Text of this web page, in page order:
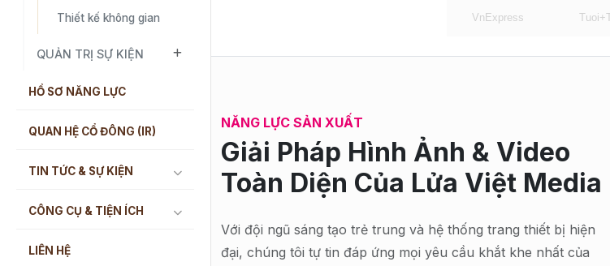
Thiết kế không gian
QUẢN TRỊ SỰ KIỆN
HỒ SƠ NĂNG LỰC
QUAN HỆ CỔ ĐÔNG (IR)
TIN TỨC & SỰ KIỆN
CÔNG CỤ & TIỆN ÍCH
LIÊN HỆ
NĂNG LỰC SẢN XUẤT
Giải Pháp Hình Ảnh & Video
Toàn Diện Của Lửa Việt Media
Với đội ngũ sáng tạo trẻ trung và hệ thống trang thiết bị hiện
đại, chúng tôi tự tin đáp ứng mọi yêu cầu khắt khe nhất của